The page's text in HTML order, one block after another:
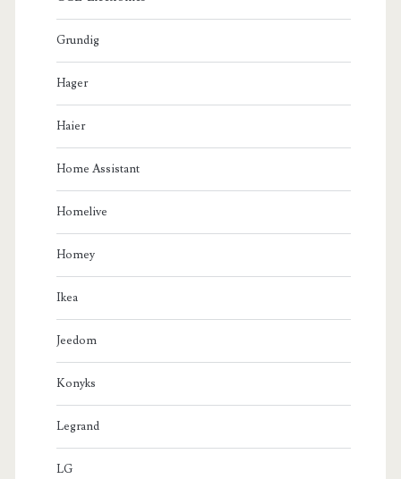
Grundig
Hager
Haier
Home Assistant
Homelive
Homey
Ikea
Jeedom
Konyks
Legrand
LG